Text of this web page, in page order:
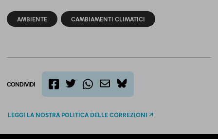
AMBIENTE CAMBIAMENTI CLIMATICI
CONDIVIDI
bluesky
LEGGI LA NOSTRA POLITICA DELLE CORREZIONI